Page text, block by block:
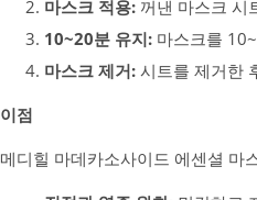
마스크 적용:꺼낸 마스크 시
10~20분 유지:마스크를
마스크 제거:시트를 제거한
이점
메디힐 마데카소사이드 에센셜 마